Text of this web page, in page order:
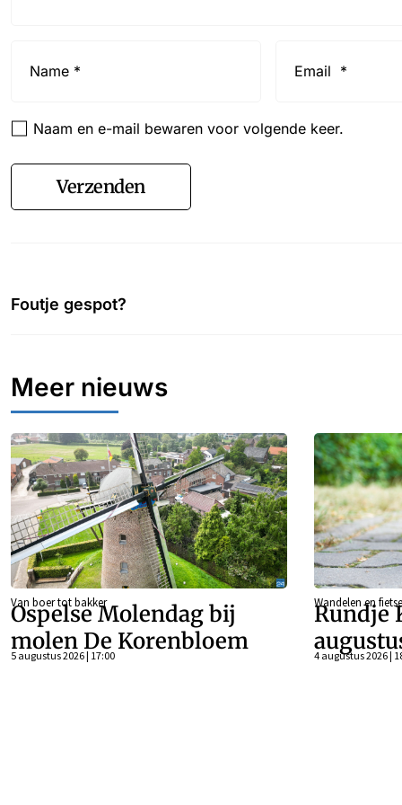
Naam en e-mail bewaren voor volgende keer.
Verzenden
Foutje gespot?
Meer nieuws
Van boer tot bakker
Ospelse Molendag bij
molen De Korenbloem
5 augustus 2026 | 17:00
Wandelen en
Rundje
4 augustus 2026 |